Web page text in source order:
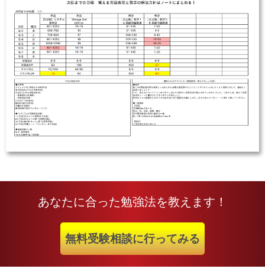
あなたに合った勉強法を教えます！
無料受験相談に行ってみる